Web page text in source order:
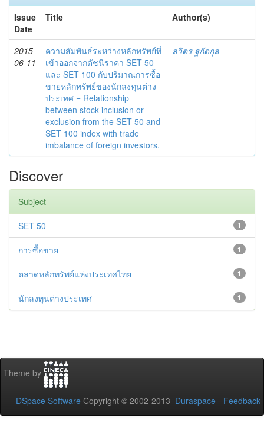
Issue
Date
Title Author(s)
2015-
06-11
ความสัมพันธ์ระหว่างหลักทรัพย์ที่
เข้าออกจากดัชนีราคา SET 50
และ SET 100 กับปริมาณการซื้อ
ขายหลักทรัพย์ของนักลงทุนต่าง
ประเทศ = Relationship
between stock inclusion or
exclusion from the SET 50 and
SET 100 index with trade
imbalance of foreign investors.
ลวิตร ฐกัดกุล
Discover
Subject
1
SET 50
1
การซื้อขาย
1
ตลาดหลักทรัพย์แห่งประเทศไทย
1
นักลงทุนต่างประเทศ
Theme by
DSpace Software Copyright © 2002-2013 Duraspace - Feedback